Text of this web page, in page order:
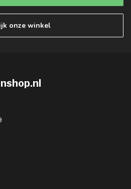
onze winkel